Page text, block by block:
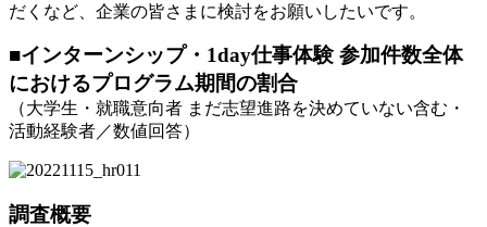
だくなど、企業の皆さまに検討をお願いしたいです。
■インターンシップ・1day仕事体験 参加件数全体
におけるプログラム期間の割合
（大学生・就職意向者 まだ志望進路を決めていない含む・
活動経験者／数値回答）
調査概要